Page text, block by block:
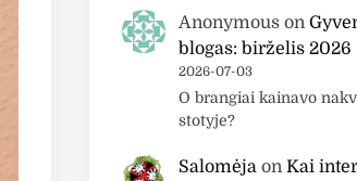
Anonymous on
blogas: birželis 2026
2026-07-03
O brangiai kainavo
stotyje?
Salomėja on Kai